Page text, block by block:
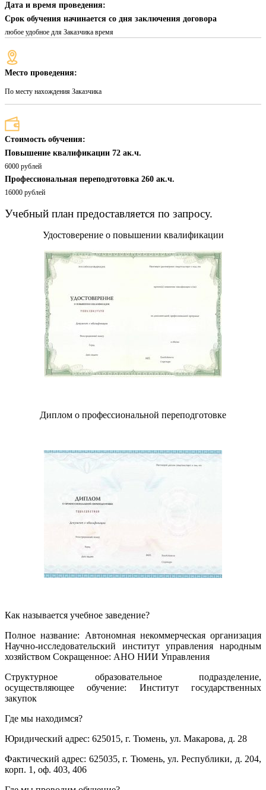
Дата и время проведения:
Срок обучения начинается со дня заключения договора
любое удобное для Заказчика время
Место проведения:
По месту нахождения Заказчика
Стоимость обучения:
Повышение квалификации 72 ак.ч.
6000 рублей
Профессиональная переподготовка 260 ак.ч.
16000 рублей
Учебный план предоставляется по запросу.
Удостоверение о повышении квалификации
Диплом о профессиональной переподготовке
Как называется учебное заведение?
Полное название: Автономная некоммерческая организация
Научно-исследовательский институт управления народным
хозяйством Сокращенное: АНО НИИ Управления
Структурное образовательное подразделение,
осуществляющее обучение: Институт государственных
закупок
Где мы находимся?
Юридический адрес: 625015, г. Тюмень, ул. Макарова, д. 28
Фактический адрес: 625035, г. Тюмень, ул. Республики, д. 204,
корп. 1, оф. 403, 406